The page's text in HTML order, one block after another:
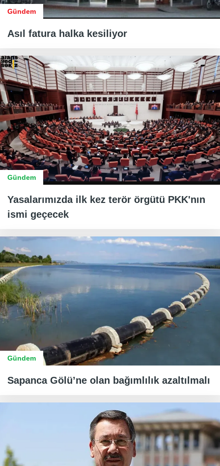
Gündem
Asıl fatura halka kesiliyor
Gündem
Yasalarımızda ilk kez terör örgütü PKK'nın
ismi geçecek
Gündem
Sapanca Gölü’ne olan bağımlılık azaltılmalı